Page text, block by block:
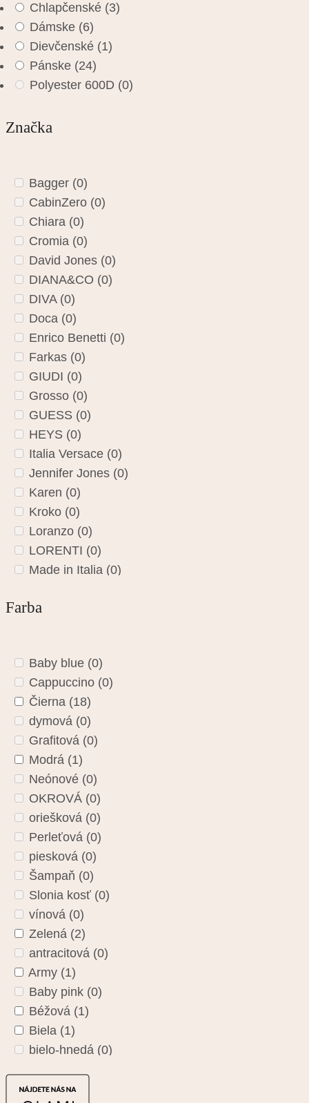
Chlapčenské (3)
Dámske (6)
Dievčenské (1)
Pánske (24)
Polyester 600D (0)
Značka
Bagger (0)
CabinZero (0)
Chiara (0)
Cromia (0)
David Jones (0)
DIANA&CO (0)
DIVA (0)
Doca (0)
Enrico Benetti (0)
Farkas (0)
GIUDI (0)
Grosso (0)
GUESS (0)
HEYS (0)
Italia Versace (0)
Jennifer Jones (0)
Karen (0)
Kroko (0)
Loranzo (0)
LORENTI (0)
Made in Italia (0)
Matties
Pabia(0)
Paklite(0)
Patrizia(0)
PETERSON
Prestige(0)
PUNTA(0)
Reisenthel(0)
ROLSER (0)
Rovicky(0)
SISSI(0)
TITAN(0)
TRAVEL BLUE
Travelite(0)
Valentino
Valentino(0)
Vanessa La Viva
Velina Fabbiano
Verde(0)
VIA55(0)
Farba
Baby blue (0)
Cappuccino (0)
Čierna (18)
dymová (0)
Grafitová (0)
Modrá (1)
Neónové (0)
OKROVÁ (0)
oriešková (0)
Perleťová (0)
piesková (0)
Šampaň (0)
Slonia kosť (0)
vínová (0)
Zelená (2)
antracitová (0)
Army (1)
Baby pink (0)
Béžová (1)
Biela (1)
bielo-hnedá (0)
bronzová